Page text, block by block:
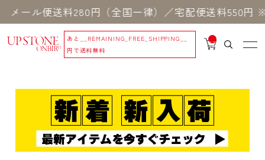
送料280円（全国一律）／宅配便送料550円 ※一
あと
__REMAINING_FREE_SHIPPING__
円で送料無料
__
IT
_